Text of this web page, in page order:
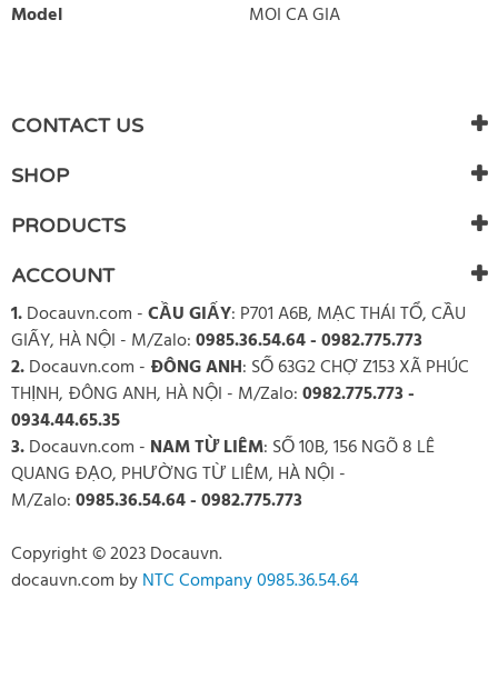
Model
MOI CA GIA
There are currently no product reviews. Be the first who write
review
CONTACT US
SHOP
PRODUCTS
ACCOUNT
1.Docauvn.com -CẦU GIẤY: P701 A6B, MẠC THÁI TỔ, CẦU
GIẤY, HÀ NỘI - M/Zalo:0985.36.54.64 - 0982.775.773
2.Docauvn.com - ĐÔNG ANH: SỐ 63G2 CHỢ Z153 XÃ PHÚC
THỊNH, ĐÔNG ANH, HÀ NỘI - M/Zalo:0982.775.773 -
0934.44.65.35
3.Docauvn.com - NAM TỪ LIÊM: SỐ 10B, 156 NGÕ 8 LÊ
QUANG ĐẠO, PHƯỜNG TỪ LIÊM, HÀ NỘI -
M/Zalo:0985.36.54.64 - 0982.775.773
Copyright © 2023 Docauvn.
docauvn.com byNTC Company 0985.36.54.64